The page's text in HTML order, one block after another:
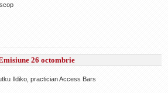
26 octombrie
Ildiko, practician Access Bars